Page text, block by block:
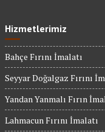
Hizmetlerimiz
Bahçe Fırını İmalatı
Seyyar Doğalgaz Fırını
Yandan Yanmalı Fırın
Lahmacun Fırını İmalatı